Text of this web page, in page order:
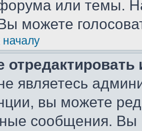
или темы.
можете
началу
являетесь
вы можете
сообщения. Вы